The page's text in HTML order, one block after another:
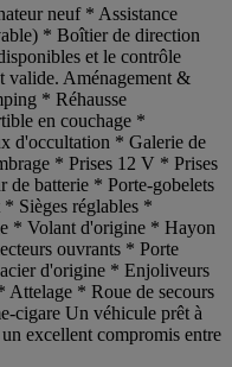
neuf * Assistance
* Boîtier de direction
et le contrôle
valide. Aménagement &
* Réhausse
en couchage *
d'occultation * Galerie de
* Prises 12 V * Prises
de batterie * Porte-gobelets
Sièges réglables *
* Volant d'origine * Hayon
ouvrants * Porte
d'origine * Enjoliveurs
Attelage * Roue de secours
cigare Un véhicule prêt à
excellent compromis entre